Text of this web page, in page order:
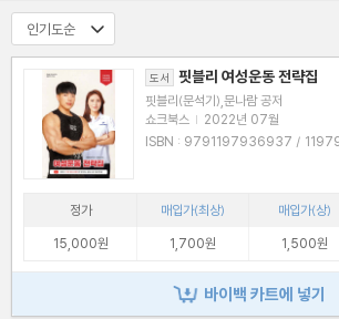
도서 핏블리 여성운동 전략집
핏블리(문석기),문나람 공저
쇼크북스 | 2022년 07월
ISBN :
정가 매입가(최상) 매입가(상)
15,000원
1,700원 1,500원
바이백 카트에 넣기